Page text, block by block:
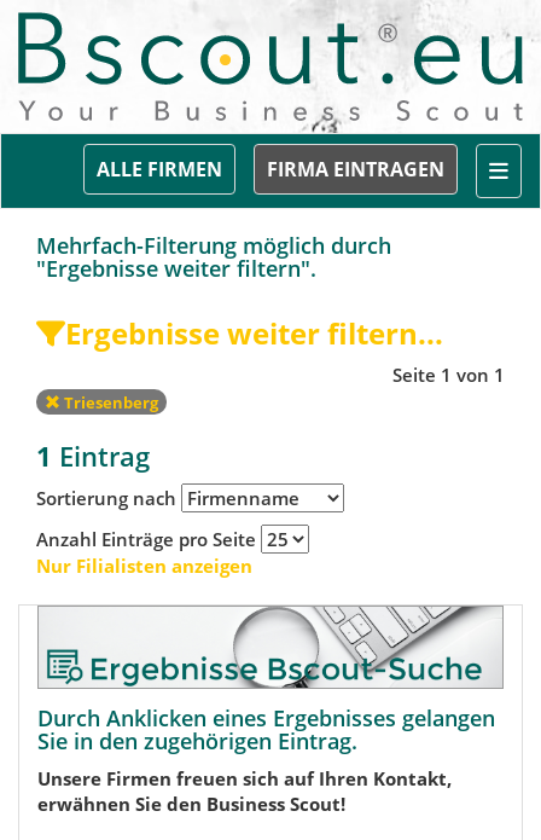
FIRMA EINTRAGEN
ALLE FIRMEN
Mehrfach-Filterung möglich durch
"Ergebnisse weiter filtern".
Ergebnisse weiter filtern...
Seite 1 von 1
Triesenberg
1 Eintrag
Sortierung nach
Anzahl Einträge pro Seite
Nur Filialisten anzeigen
Durch Anklicken eines Ergebnisses gelangen
Sie in den zugehörigen Eintrag.
Unsere Firmen freuen sich auf Ihren Kontakt,
erwähnen Sie den Business Scout!